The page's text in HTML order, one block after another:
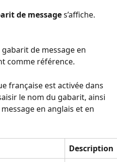
de message s’affiche.
de message en
comme référence.
française est activée dans
le nom du gabarit, ainsi
en anglais et en
Description